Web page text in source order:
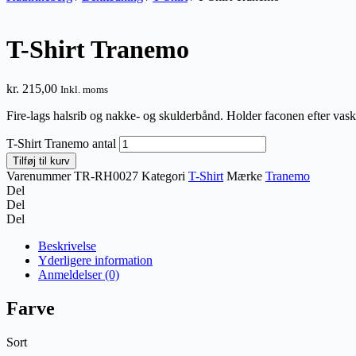
T-Shirt Tranemo
kr. 215,00 Inkl. moms
Fire-lags halsrib og nakke- og skulderbånd. Holder faconen efter
T-Shirt Tranemo antal
Tilføj til kurv
VarenummerTR-RH0027 Kategori T-Shirt Mærke Tranemo
Del
Del
Del
Beskrivelse
Yderligere information
Anmeldelser (0)
Farve
Sort